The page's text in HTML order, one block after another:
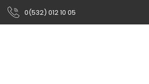
0(532) 012 10 05